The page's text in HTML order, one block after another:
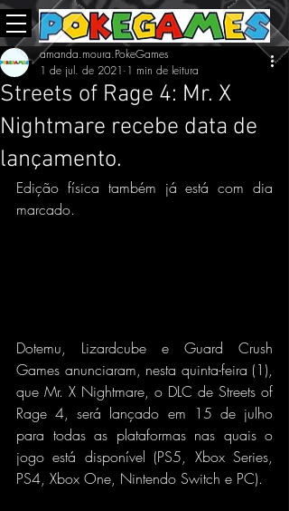
Streets of Rage 4: Mr. X
Nightmare recebe data de
lançamento.
amanda.moura.PokeGames
1 de jul. de 2021 1 min de leitura
Edição física também já está com dia
marcado.
Dotemu, Lizardcube e Guard Crush
Games anunciaram, nesta quinta-feira (1),
que Mr. X Nightmare, o DLC de Streets of
Rage 4, será lançado em 15 de julho
para todas as plataformas nas quais o
jogo está disponível (PS5, Xbox Series,
PS4, Xbox One, Nintendo Switch e PC).